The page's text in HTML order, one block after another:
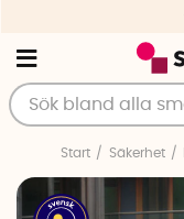
Start Säkerhet